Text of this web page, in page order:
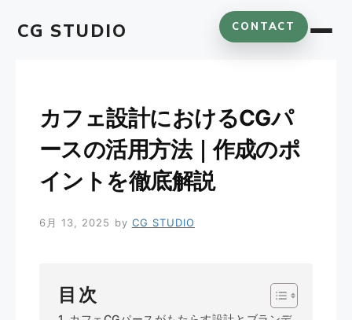
CG STUDIO CONTACT
カフェ設計におけるCGパ
ースの活用方法｜作成のポ
イントを徹底解説
6月 13, 2025 by CG STUDIO
目次